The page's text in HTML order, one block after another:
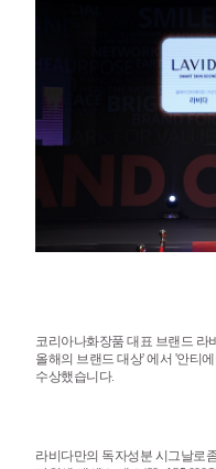
코리아나화장품 대표 브랜드 라
올해의 브랜드 대상' 에서 '안티
수상했습니다.
라비다만의 독자성분 시그날로